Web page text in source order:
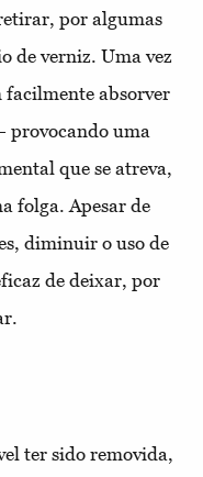
por algumas
de verniz. Uma vez
facilmente absorver
provocando uma
que se atreva,
folga. Apesar de
diminuir o uso de
de deixar, por
ter sido removida,